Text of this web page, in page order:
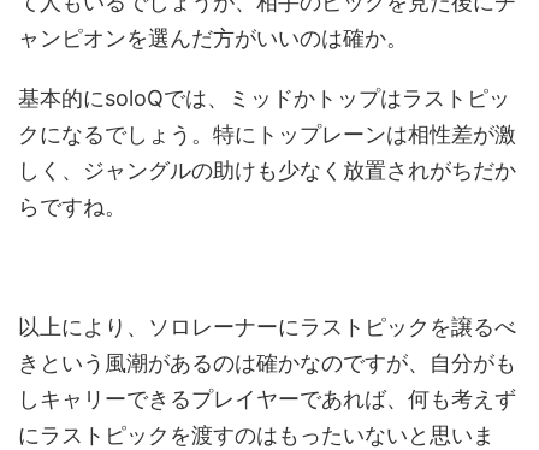
ャンピオンを選んだ方がいいのは確か。
基本的にsoloQでは、ミッドかトップはラストピッ
クになるでしょう。特にトップレーンは相性差が激
しく、ジャングルの助けも少なく放置されがちだか
らですね。
以上により、ソロレーナーにラストピックを譲るべ
きという風潮があるのは確かなのですが、自分がも
しキャリーできるプレイヤーであれば、何も考えず
にラストピックを渡すのはもったいないと思いま